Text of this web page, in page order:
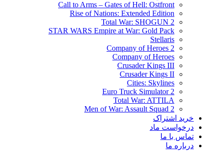
Call to Arms – Gates of Hell: Ostfront
Rise of Nations: Extended Edition
Total War: SHOGUN 2
STAR WARS Empire at War: Gold Pack
Stellaris
Company of Heroes 2
Company of Heroes
Crusader Kings III
Crusader Kings II
Cities: Skylines
Euro Truck Simulator 2
Total War: ATTILA
Men of War: Assault Squad 2
خرید اشتراک
درخواست ماد
تماس با ما
درباره ما